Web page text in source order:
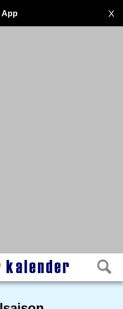
X
App